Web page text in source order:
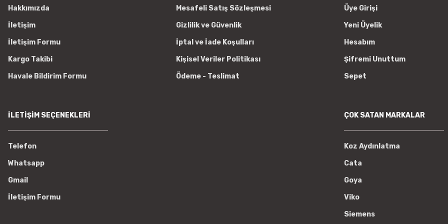
Hakkımızda
İletişim
İletişim Formu
Kargo Takibi
Havale Bildirim Formu
Mesafeli Satış Sözleşmesi
Gizlilik ve Güvenlik
İptal ve İade Koşulları
Kişisel Veriler Politikası
Ödeme - Teslimat
Üye Girişi
Yeni Üyelik
Hesabım
Şifremi Unuttum
Sepet
İLETİŞİM SEÇENEKLERİ
Telefon
Whatsapp
Gmail
İletişim Formu
ÇOK SATAN MARKALAR
Koz Aydınlatma
Cata
Goya
Viko
Siemens